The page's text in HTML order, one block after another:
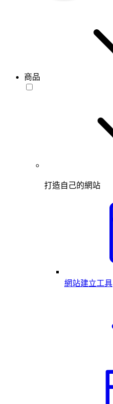
商品
打造自己的網站
網站建立工具